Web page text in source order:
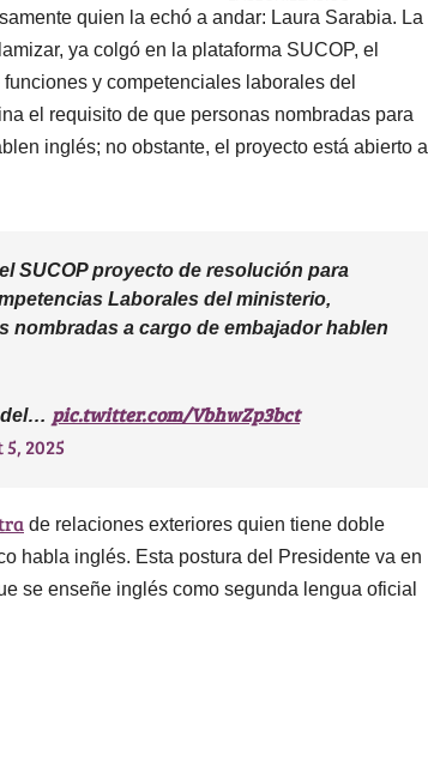
quien la echó a andar: Laura Sarabia. La
ya colgó en la plataforma SUCOP, el
y competenciales laborales del
el requisito de que personas nombradas para
inglés; no obstante, el proyecto está abierto a
SUCOP proyecto de resolución para
Laborales del ministerio,
nombradas a cargo de embajador hablen
del… pic.twitter.com/VbhwZp3bct
2025
de relaciones exteriores quien tiene doble
habla inglés. Esta postura del Presidente va en
se enseñe inglés como segunda lengua oficial